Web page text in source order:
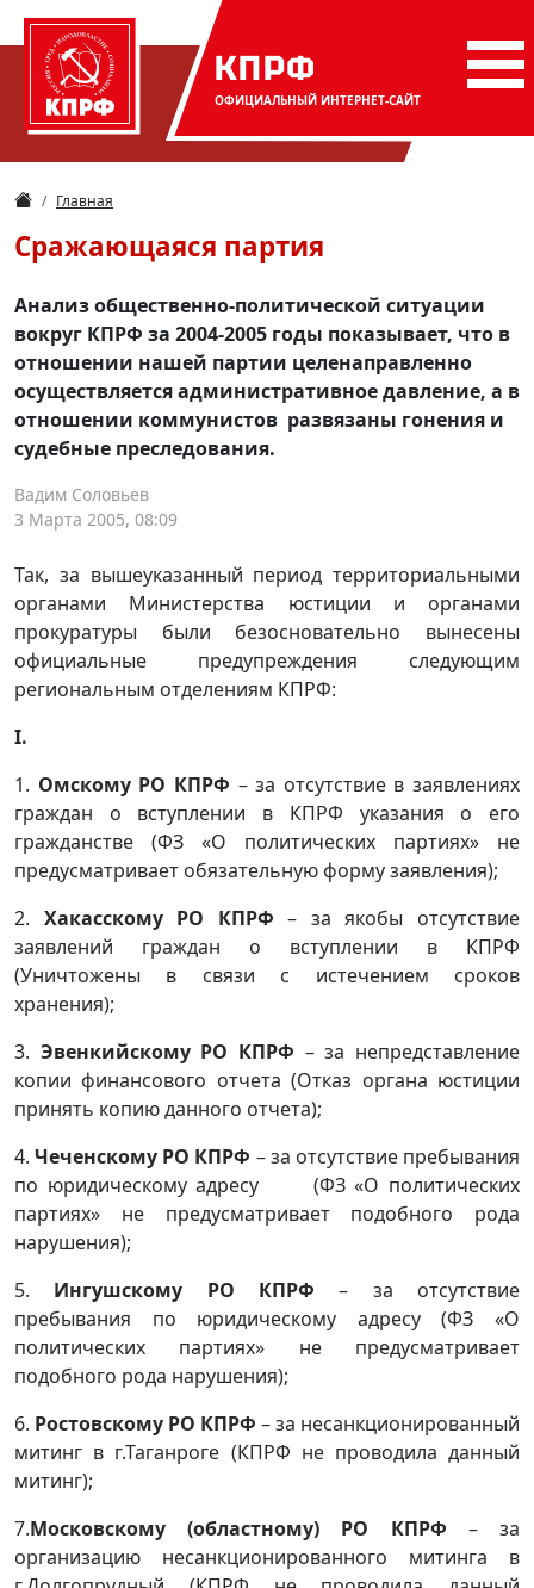
КПРФ
ОФИЦИАЛЬНЫЙ ИНТЕРНЕТ-САЙТ
Главная
Сражающаяся партия
Анализ общественно-политической ситуации
вокруг КПРФ за 2004-2005 годы показывает, что в
отношении нашей партии целенаправленно
осуществляется административное давление, а в
отношении коммунистов развязаны гонения и
судебные преследования.
Вадим Соловьев
3 Марта 2005, 08:09
Так, за вышеуказанный период территориальными
органами Министерства юстиции и органами
прокуратуры были безосновательно вынесены
официальные предупреждения следующим
региональным отделениям КПРФ:
I.
1. Омскому РО КПРФ – за отсутствие в заявлениях
граждан о вступлении в КПРФ указания о его
гражданстве (ФЗ «О политических партиях» не
предусматривает обязательную форму заявления);
2. Хакасскому РО КПРФ – за якобы отсутствие
заявлений граждан о вступлении в КПРФ
(Уничтожены в связи с истечением сроков
хранения);
3. Эвенкийскому РО КПРФ – за непредставление
копии финансового отчета (Отказ органа юстиции
принять копию данного отчета);
4.Чеченскому РО КПРФ – за отсутствие пребывания
по юридическому адресу (ФЗ «О политических
партиях» не предусматривает подобного рода
нарушения);
5. Ингушскому РО КПРФ – за отсутствие
пребывания по юридическому адресу (ФЗ «О
политических партиях» не предусматривает
подобного рода нарушения);
6. Ростовскому РО КПРФ – за несанкционированный
митинг в г.Таганроге (КПРФ не проводила данный
митинг);
7.Московскому (областному) РО КПРФ – за
организацию несанкционированного митинга в